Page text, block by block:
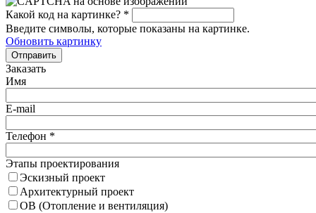
Какой код на картинке? *
Введите символы, которые показаны на картинке.
Обновить картинку
Отправить
Заказать
Имя
E-mail
Телефон *
Этапы проектирования
Эскизный проект
Архитектурный проект
ОВ (Отопление и вентиляция)